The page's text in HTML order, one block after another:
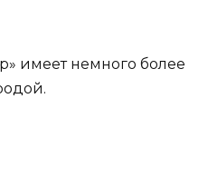
имеет немного более